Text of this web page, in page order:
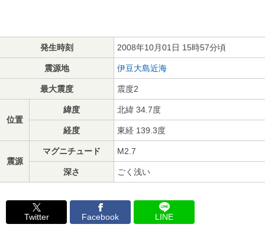
発生時刻 2008年10月01日 15時57分頃
震源地 伊豆大島近海
最大震度 震度2
位置
緯度 北緯 34.7度
経度 東経 139.3度
震源
マグニチュード M2.7
深さ ごく浅い
Twitter Facebook LINE